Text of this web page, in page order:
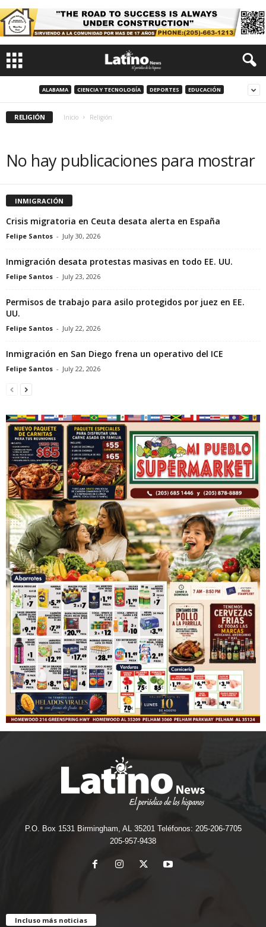
ALABAMA CIENCIA Y TECNOLOGÍA DEPORTES EDUCACIÓN
RELIGIÓN Inicio Religión
No hay publicaciones para mostrar
INMIGRACIÓN
Crisis migratoria en Ceuta desata alerta en España
Felipe Santos - July 30, 2026
Inmigración desata protestas masivas en todo EE. UU.
Felipe Santos - July 23, 2026
Permisos de trabajo para asilo protegidos por juez en EE.
UU.
Felipe Santos - July 22, 2026
Inmigración en San Diego frena un operativo del ICE
Felipe Santos - July 22, 2026
P.O. Box 1531 Birmingham, AL 35201 Teléfonos: 205-206-7705
205-957-9438
Incluso más noticias